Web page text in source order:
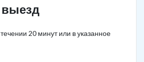
20 минут или в указанное